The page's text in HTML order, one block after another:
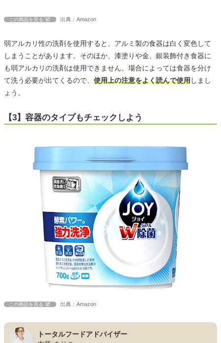
この商品を見る 出典：Amazon
弱アルカリ性の洗剤を使用すると、アルミ製の食器は白く変色して
しまうことがあります。そのほか、漆塗りや金、銀装飾付き食器に
も弱アルカリの洗剤は使用できません。場合によっては食器を分け
て洗う必要が出てくるので、 使用上の注意をよく読んで使用しまし
ょう。
【3】容器のタイプもチェックしよう
この商品を見る 出典：Amazon
トータルフードアドバイザー